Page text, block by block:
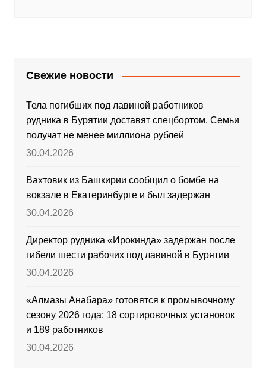
Свежие новости
Тела погибших под лавиной работников
рудника в Бурятии доставят спецбортом. Семьи
получат не менее миллиона рублей
30.04.2026
Вахтовик из Башкирии сообщил о бомбе на
вокзале в Екатеринбурге и был задержан
30.04.2026
Директор рудника «Ирокинда» задержан после
гибели шести рабочих под лавиной в Бурятии
30.04.2026
«Алмазы Анабара» готовятся к промывочному
сезону 2026 года: 18 сортировочных установок
и 189 работников
30.04.2026